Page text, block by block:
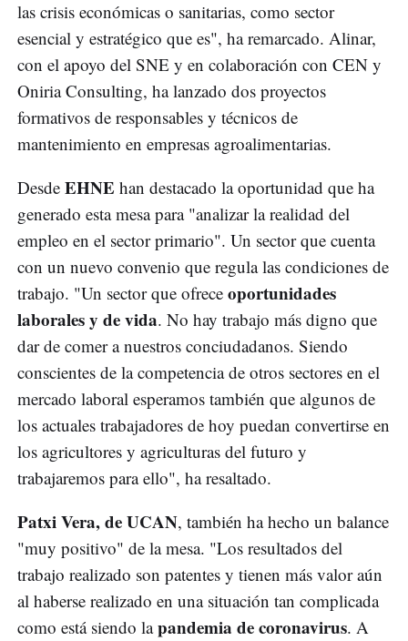
las crisis económicas o sanitarias, como sector
esencial y estratégico que es", ha remarcado. Alinar,
con el apoyo del SNE y en colaboración con CEN y
Oniria Consulting, ha lanzado dos proyectos
formativos de responsables y técnicos de
mantenimiento en empresas agroalimentarias.
Desde EHNE han destacado la oportunidad que ha
generado esta mesa para "analizar la realidad del
empleo en el sector primario". Un sector que cuenta
con un nuevo convenio que regula las condiciones de
trabajo. "Un sector que ofrece oportunidades
laborales y de vida. No hay trabajo más digno que
dar de comer a nuestros conciudadanos. Siendo
conscientes de la competencia de otros sectores en el
mercado laboral esperamos también que algunos de
los actuales trabajadores de hoy puedan convertirse en
los agricultores y agriculturas del futuro y
trabajaremos para ello", ha resaltado.
Patxi Vera, de UCAN, también ha hecho un balance
"muy positivo" de la mesa. "Los resultados del
trabajo realizado son patentes y tienen más valor aún
al haberse realizado en una situación tan complicada
como está siendo lapandemia de coronavirus. A